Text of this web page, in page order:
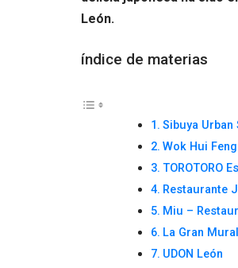
León.
índice de materias
Sibuya Urban
Wok Hui Feng
TOROTORO
Restaurante
Miu –
La Gran
UDON León